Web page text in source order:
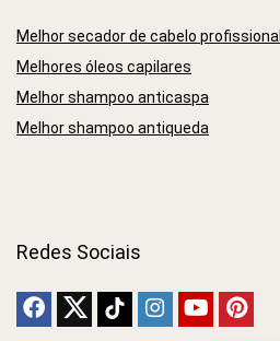
Melhor secador de cabelo profissional
Melhores óleos capilares
Melhor shampoo anticaspa
Melhor shampoo antiqueda
Redes Sociais